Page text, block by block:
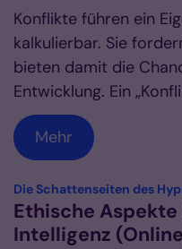
Konflikte führen ein
kalkulierbar. Sie
bieten damit die
Entwicklung. Ein
Mehr
Die Schattenseiten des
Ethische
Intelligenz